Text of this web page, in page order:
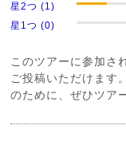
星2つ (1)
星1つ (0)
このツアーに参加さ
ご投稿いただけます
のために、ぜひツア